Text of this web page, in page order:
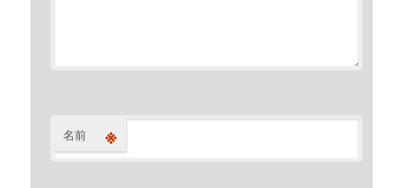
名前 ※